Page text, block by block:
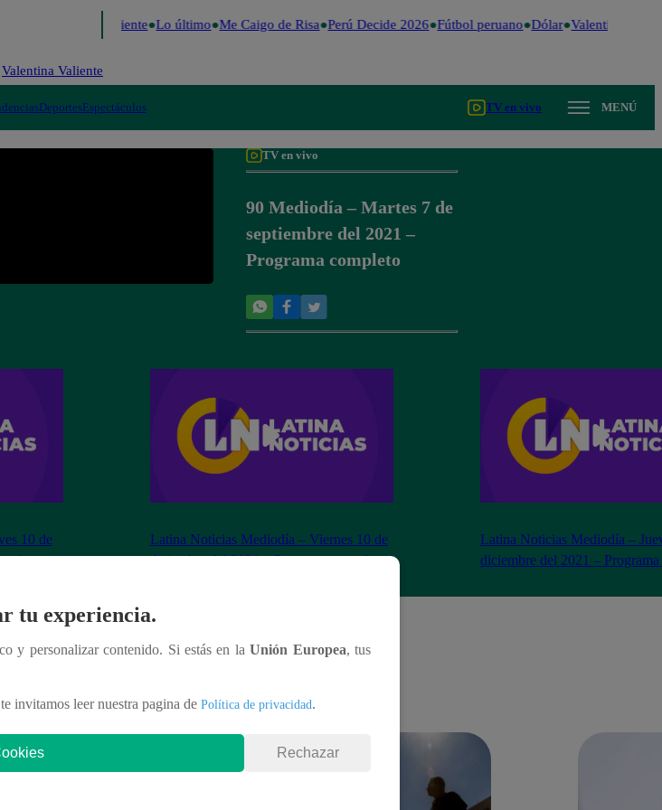
Valentina Valiente Lo último Me Caigo de Risa Perú Decide 2026 Fútbol peruano Dólar Valentina
Valentina Valiente
DeportesEspectáculos TV en vivo MENÚ
TV en vivo
90 Mediodía – Martes 7 de
septiembre del 2021 –
Programa completo
10 de
Latina Noticias Mediodía – Viernes 10 de
diciembre del 2021 – Programa completo
Latina Noticias Mediodía –
diciembre del 2021 –
tu experiencia.
y personalizar contenido. Si estás en laUnión Europea, tus
invitamos leer nuestra pagina de Política de privacidad.
Rechazar